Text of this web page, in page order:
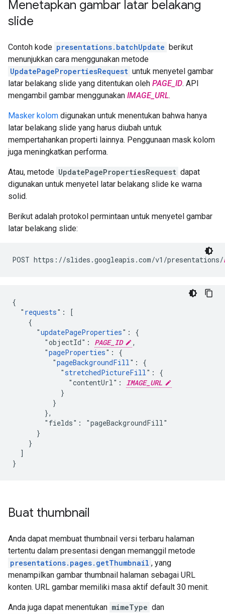
Menetapkan gambar latar belakang
slide
Contoh kode presentations.batchUpdate berikut
menunjukkan cara menggunakan metode
UpdatePagePropertiesRequest untuk menyetel gambar
latar belakang slide yang ditentukan oleh PAGE_ID. API
mengambil gambar menggunakan IMAGE_URL.
Masker kolom digunakan untuk menentukan bahwa hanya
latar belakang slide yang harus diubah untuk
mempertahankan properti lainnya. Penggunaan mask kolom
juga meningkatkan performa.
Atau, metode UpdatePagePropertiesRequest dapat
digunakan untuk menyetel latar belakang slide ke warna
solid.
Berikut adalah protokol permintaan untuk menyetel gambar
latar belakang slide:
POST https://slides.googleapis.com/v1/presentations/
{
  "
requests": [
    {
      "
updatePageProperties": {
        "objectId":
PAGE_ID
,
        "
pageProperties": {
          "
pageBackgroundFill": {
            "
stretchedPictureFill": {
              "contentUrl":
IMAGE_URL
            }
          }
        },
        "fields": "pageBackgroundFill"
      }
    }
  ]
}
Buat thumbnail
Anda dapat membuat thumbnail versi terbaru halaman
tertentu dalam presentasi dengan memanggil metode
presentations.pages.getThumbnail , yang
menampilkan gambar thumbnail halaman sebagai URL
konten. URL gambar memiliki masa aktif default 30 menit.
Anda juga dapat menentukan mimeType dan